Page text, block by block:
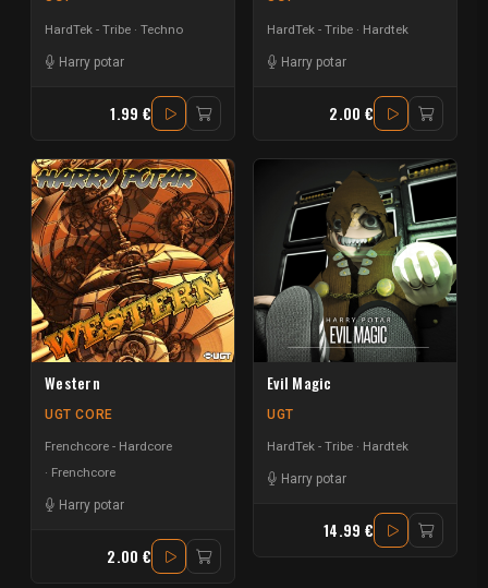
HardTek - Tribe Techno
Harry potar
1.99 €
HardTek - Tribe Hardtek
Harry potar
2.00 €
Western
UGT CORE
Frenchcore - Hardcore
Frenchcore
Harry potar
2.00 €
Evil Magic
UGT
HardTek - Tribe Hardtek
Harry potar
14.99 €